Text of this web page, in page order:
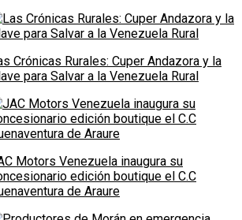
Crónicas Rurales: Cuper Andazora y la
para Salvar a la Venezuela Rural
Motors Venezuela inaugura su
edición boutique el C.C
de Araure